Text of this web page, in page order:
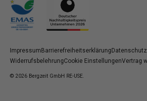
ImpressumBarrierefreiheitserklärungDatenschutz
WiderrufsbelehrungCookie EinstellungenVertrag
© 2026 Bergzeit GmbH RE-USE.